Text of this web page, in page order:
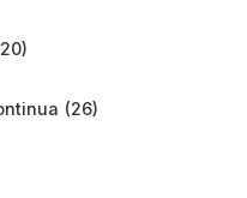
(26)